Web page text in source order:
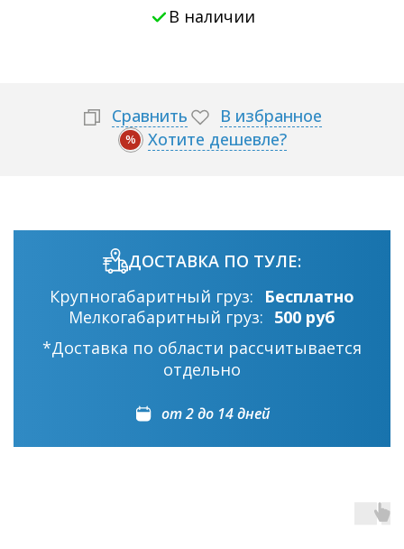
В наличии
Сравнить В избранное
% Хотите дешевле?
ДОСТАВКА ПО ТУЛЕ:
Крупногабаритный груз:
Бесплатно
Мелкогабаритный груз: 500 руб
*Доставка по области рассчитывается
отдельно
от 2 до 14 дней